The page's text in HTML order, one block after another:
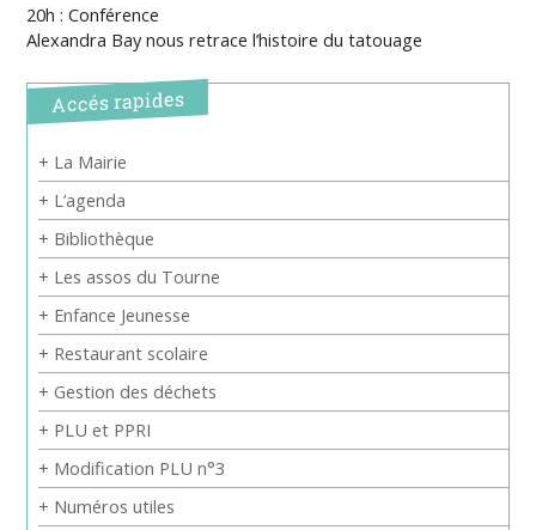
20h : Conférence
Alexandra Bay nous retrace l’histoire du tatouage
Accés rapides
+ La Mairie
+ L’agenda
+ Bibliothèque
+ Les assos du Tourne
+ Enfance Jeunesse
+ Restaurant scolaire
+ Gestion des déchets
+ PLU et PPRI
+ Modification PLU n°3
+ Numéros utiles